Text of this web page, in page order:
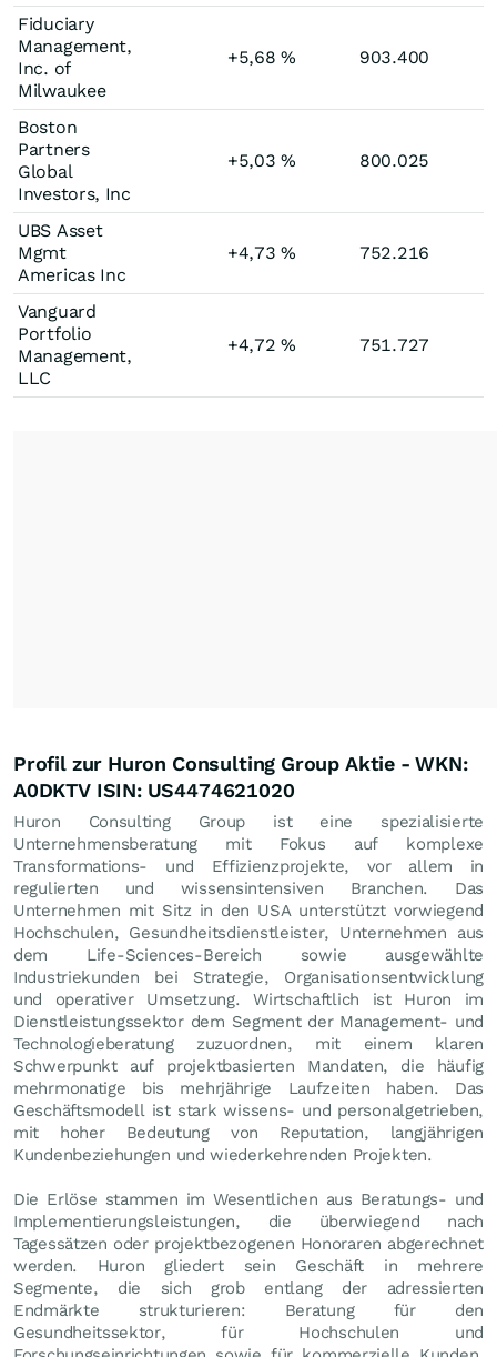
Fiduciary
Management,
Inc. of
Milwaukee
+5,68% 903.400
Boston
Partners
Global
Investors, Inc
+5,03% 800.025
UBS Asset
Mgmt
Americas Inc
+4,73% 752.216
Vanguard
Portfolio
Management,
LLC
+4,72% 751.727
Profil zur Huron Consulting Group Aktie - WKN:
A0DKTV ISIN: US4474621020
Huron Consulting Group ist eine spezialisierte
Unternehmensberatung mit Fokus auf komplexe
Transformations- und Effizienzprojekte, vor allem in
regulierten und wissensintensiven Branchen. Das
Unternehmen mit Sitz in den USA unterstützt vorwiegend
Hochschulen, Gesundheitsdienstleister, Unternehmen aus
dem Life-Sciences-Bereich sowie ausgewählte
Industriekunden bei Strategie, Organisationsentwicklung
und operativer Umsetzung. Wirtschaftlich ist Huron im
Dienstleistungssektor dem Segment der Management- und
Technologieberatung zuzuordnen, mit einem klaren
Schwerpunkt auf projektbasierten Mandaten, die häufig
mehrmonatige bis mehrjährige Laufzeiten haben. Das
Geschäftsmodell ist stark wissens- und personalgetrieben,
mit hoher Bedeutung von Reputation, langjährigen
Kundenbeziehungen und wiederkehrenden Projekten.
Die Erlöse stammen im Wesentlichen aus Beratungs- und
Implementierungsleistungen, die überwiegend nach
Tagessätzen oder projektbezogenen Honoraren abgerechnet
werden. Huron gliedert sein Geschäft in mehrere
Segmente, die sich grob entlang der adressierten
Endmärkte strukturieren: Beratung für den
Gesundheitssektor, für Hochschulen und